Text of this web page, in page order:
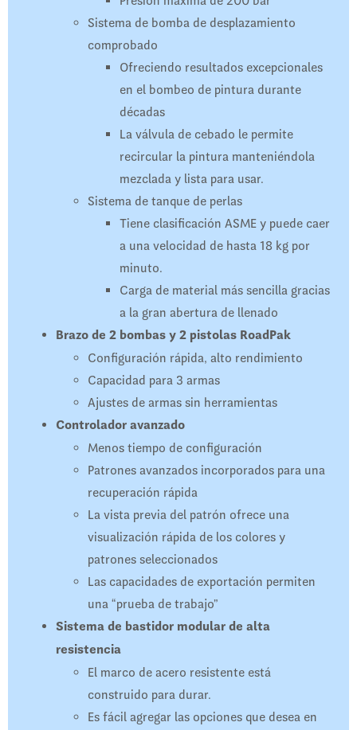
Sistema de bomba de desplazamiento
comprobado
Ofreciendo resultados excepcionales
en el bombeo de pintura durante
décadas
La válvula de cebado le permite
recircular la pintura manteniéndola
mezclada y lista para usar.
Sistema de tanque de perlas
Tiene clasificación ASME y puede caer
a una velocidad de hasta 18 kg por
minuto.
Carga de material más sencilla gracias
a la gran abertura de llenado
Brazo de 2 bombas y 2 pistolas RoadPak
Configuración rápida, alto rendimiento
Capacidad para 3 armas
Ajustes de armas sin herramientas
Controlador avanzado
Menos tiempo de configuración
Patrones avanzados incorporados para una
recuperación rápida
La vista previa del patrón ofrece una
visualización rápida de los colores y
patrones seleccionados
Las capacidades de exportación permiten
una “prueba de trabajo”
Sistema de bastidor modular de alta
resistencia
El marco de acero resistente está
construido para durar.
Es fácil agregar las opciones que desea en